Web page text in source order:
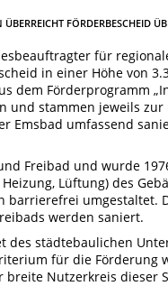
FÖRDERBESCHEID
für
in einer Höhe von
dem Förderprogramm
und stammen jeweils
Emsbad umfassend
Freibad und wurde
Lüftung) des
barrierefrei umgestaltet.
werden saniert.
des städtebaulichen
für die Förderung
Nutzerkreis dieser